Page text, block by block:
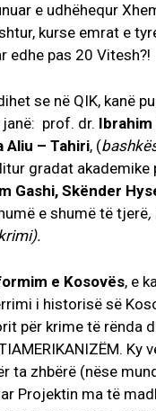
e udhëhequr
kurse emrat e
edhe pas 20 Vitesh?!
se në QIK, kanë
prof. dr.
Aliu – Tahiri, (
gradat
Gashi, Skënder
e shumë të tjerë,
e Kosovës, e
i historisë së
për krime të rënda
ta zhbërë (nëse
Projektin ma të